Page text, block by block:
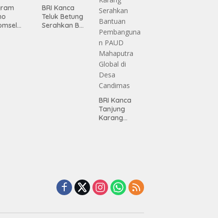
BRI Kanca
Teluk Betung
Serahkan BRI
BRI Kanca
Tanjung
Karang
Desa
Candimas